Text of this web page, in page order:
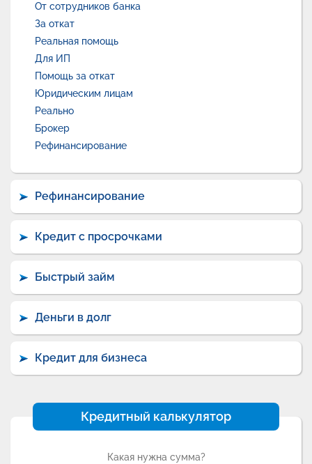
От сотрудников банка
За откат
Реальная помощь
Для ИП
Помощь за откат
Юридическим лицам
Реально
Брокер
Рефинансирование
Рефинансирование
Кредит с просрочками
Быстрый займ
Деньги в долг
Кредит для бизнеса
Кредитный калькулятор
Какая нужна сумма?